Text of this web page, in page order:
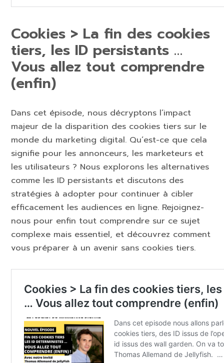
Cookies > La fin des cookies
tiers, les ID persistants …
Vous allez tout comprendre
(enfin)
Dans cet épisode, nous décryptons l’impact
majeur de la disparition des cookies tiers sur le
monde du marketing digital. Qu’est-ce que cela
signifie pour les annonceurs, les marketeurs et
les utilisateurs ? Nous explorons les alternatives
comme les ID persistants et discutons des
stratégies à adopter pour continuer à cibler
efficacement les audiences en ligne. Rejoignez-
nous pour enfin tout comprendre sur ce sujet
complexe mais essentiel, et découvrez comment
vous préparer à un avenir sans cookies tiers.